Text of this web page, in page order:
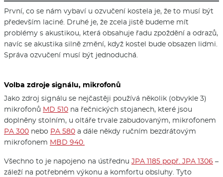
První, co se nám vybaví u ozvučení kostela je, že to musí být
především laciné. Druhé je, že zcela jistě budeme mít
problémy s akustikou, která obsahuje řadu zpoždění a odrazů,
navíc se akustika silně změní, když kostel bude obsazen lidmi.
Správa ozvučení musí být jednoduchá.
Volba zdroje signálu, mikrofonů
Jako zdroj signálu se nejčastěji používá několik (obvykle 3)
mikrofonů MD 510 na řečnických stojanech, které jsou
doplněny stolním, u oltáře trvale zabudovaným, mikrofonem
PA 300 nebo PA 580 a dále někdy ručním bezdrátovým
mikrofonem MBD 940.
Všechno to je napojeno na ústřednu JPA 1185 popř. JPA 1306 –
záleží na potřebném výkonu a komfortu obsluhy. Tyto